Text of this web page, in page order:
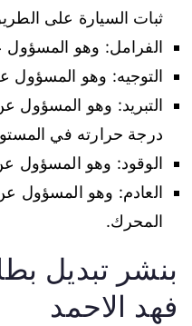
ثبات السيارة على
الفرامل: وهو المسؤول
التوجيه: وهو المسؤول
التبريد: وهو المسؤول
درجة حرارته في
الوقود: وهو المسؤول
العادم: وهو المسؤول
المحرك.
بنشر تبديل
فهد الاحمد